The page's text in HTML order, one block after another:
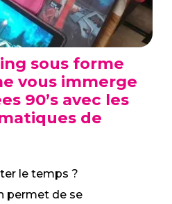
sous forme
vous immerge
90’s avec les
de
le temps ?
permet de se